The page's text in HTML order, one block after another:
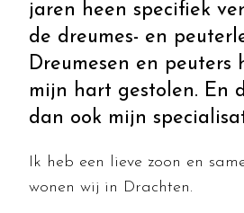
jaren heen specifiek
de dreumes- en
Dreumesen en peuters
mijn hart gestolen. En
dan ook mijn
Ik heb een lieve zoon en
wonen wij in Drachten.